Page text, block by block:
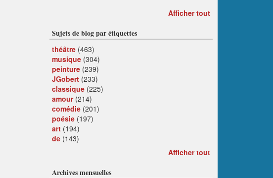
Afficher tout
Sujets de blog par étiquettes
théâtre (463)
musique (304)
peinture (239)
JGobert (233)
classique (225)
amour(214)
comédie (201)
poésie (197)
art (194)
de (143)
Afficher tout
Archives mensuelles